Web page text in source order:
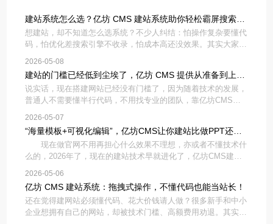
建站系统怎么选？亿坊 CMS 建站系统助你轻松霸屏搜索引
擎！
想建站，却不知道怎么选系统？不少人纠结：怕操作复杂要懂代
码，怕优化差搜索引擎不收录，怕成本高还没效果。其实大家想
不能帮网站做好SEO、拿到搜索流量。亿坊CMS建站系统，刚
好解决这些难题
2026-05-08
建站的门槛已经低到尘埃了，亿坊 CMS 提供从准备到上线
的全流程！
说实话，现在搭建网站已经没有门槛了，因为随着技术的发展，
普通人不需要懂半行代码，不用找专业的团队，靠亿坊CMS，
做企业展示、产品销售还是个人分享，再准备好简单的文字资料
和图片素材就行。
2026-05-07
“海量模板+可视化编辑”，亿坊CMS让你建站比做PPT还简
单！
现在做官网不用再担心什么效果不理想，亦或者不懂技术什
么的，2026年了，现在的建站技术早就进化了，亿坊CMS建站
工，只要你会做PPT，就能在一天之内搭出一个高大上的企业官
网，真正实现
2026-05-06
亿坊 CMS 建站系统：拖拽式操作，不懂代码也能当站长！
还在觉得建网站必须懂代码、花大价钱请人做？很多新手和中小
企业想拥有自己的网站，却被技术门槛、高额费用劝退。其实现